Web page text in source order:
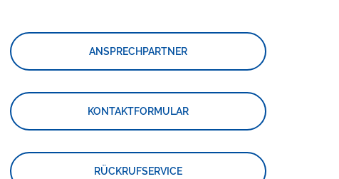
ANSPRECHPARTNER
KONTAKTFORMULAR
RÜCKRUFSERVICE